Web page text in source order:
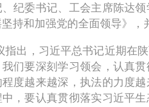
、纪委书记、工会主席陈达
持和加强党的全面领导》，
指出，习近平总书记近期在
们要深刻学习领会，认真
度越来越深，执法的力度
中，要认真贯彻落实习近平